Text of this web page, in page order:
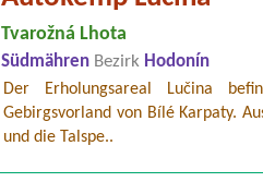
Tvarožná Lhota
Südmähren Bezirk Hodonín
Der Erholungsareal Lučina
Gebirgsvorland von Bílé Karpaty.
und die Talspe..